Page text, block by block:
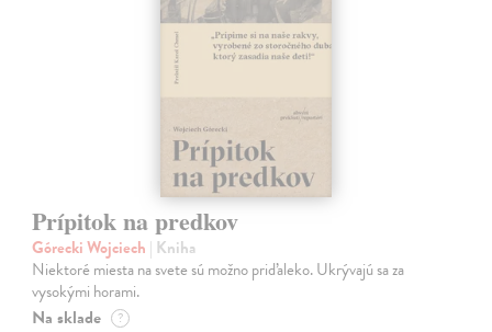
Prípitok na predkov
Górecki Wojciech | Kniha
Niektoré miesta na svete sú možno priďaleko. Ukrývajú sa za
vysokými horami.
Na sklade ?